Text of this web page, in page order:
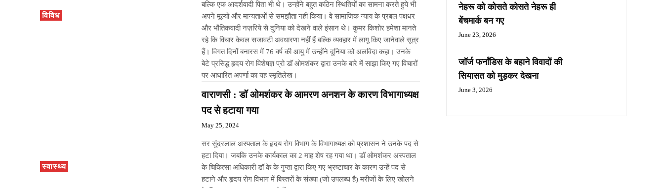
विविध
बल्कि एक आदर्शवादी पिता भी थे। उन्होंने बहुत कठिन स्थितियों का सामना करते हुये भी
अपने मूल्यों और मान्यताओं से समझौता नहीं किया। वे सामाजिक न्याय के प्रबल पक्षधर
और भौतिकवादी नज़रिये से दुनिया को देखने वाले इंसान थे। कुमर किशोर हमेशा मानते
रहे कि विचार केवल सजावटी अवधारणा नहीं हैं बल्कि व्यवहार में लागू किए जानेवाले सूत्र
हैं। विगत दिनों बनारस में 76 वर्ष की आयु में उन्होंने दुनिया को अलविदा कहा। उनके
बेटे प्रसिद्ध हृदय रोग विशेषज्ञ प्रो डॉ ओमशंकर द्वारा उनके बारे में साझा किए गए विचारों
पर आधारित अपर्णा का यह स्मृतिलेख।
स्वास्थ्य
वाराणसी : डॉ ओमशंकर के आमरण अनशन के कारण विभागाध्यक्ष
पद से हटाया गया
May 25, 2024
सर सुंदरलाल अस्पताल के हृदय रोग विभाग के विभागाध्यक्ष को प्रशासन ने उनके पद से
हटा दिया। जबकि उनके कार्यकाल का 2 माह शेष रह गया था। डॉ ओमशंकर अस्पताल
के चिकित्सा अधिकारी डॉ के के गुप्ता द्वारा किए गए भ्रष्टाचार के कारण उन्हें पद से
हटाने और हृदय रोग विभाग में बिस्तरों के संख्या (जो उपलब्ध है) मरीजों के लिए खोलने
नेहरू को कोसते कोसते नेहरू ही
बेंचमार्क बन गए
June 23, 2026
जॉर्ज फर्नांडिस के बहाने विवादों की
सियासत को मुड़कर देखना
June 3, 2026